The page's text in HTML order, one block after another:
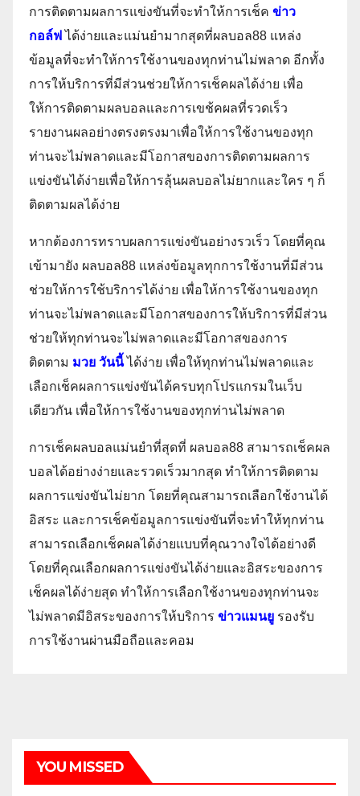
การติดตามผลการแข่งขันที่จะทำให้การเช็ค ข่าว
กอล์ฟ ได้ง่ายและแม่นยำมากสุดที่ผลบอล88 แหล่ง
ข้อมูลที่จะทำให้การใช้งานของทุกท่านไม่พลาด อีกทั้ง
การให้บริการที่มีส่วนช่วยให้การเช็คผลได้ง่าย เพื่อ
ให้การติดตามผลบอลและการเขช้คผลที่รวดเร็ว
รายงานผลอย่างตรงตรงมาเพื่อให้การใช้งานของทุก
ท่านจะไม่พลาดและมีโอกาสของการติดตามผลการ
แข่งขันได้ง่ายเพื่อให้การลุ้นผลบอลไม่ยากและใคร ๆ ก็
ติดตามผลได้ง่าย
หากต้องการทราบผลการแข่งขันอย่างรวเร็ว โดยที่คุณ
เข้ามายัง ผลบอล88 แหล่งข้อมูลทุกการใช้งานที่มีส่วน
ช่วยให้การใช้บริการได้ง่าย เพื่อให้การใช้งานของทุก
ท่านจะไม่พลาดและมีโอกาสของการให้บริการที่มีส่วน
ช่วยให้ทุกท่านจะไม่พลาดและมีโอกาสของการ
ติดตาม มวย วันนี้ ได้ง่าย เพื่อให้ทุกท่านไม่พลาดและ
เลือกเช็คผลการแข่งขันได้ครบทุกโปรแกรมในเว็บ
เดียวกัน เพื่อให้การใช้งานของทุกท่านไม่พลาด
การเช็คผลบอลแม่นยำที่สุดที่ ผลบอล88 สามารถเช็คผล
บอลได้อย่างง่ายและรวดเร็วมากสุด ทำให้การติดตาม
ผลการแข่งขันไม่ยาก โดยที่คุณสามารถเลือกใช้งานได้
อิสระ และการเช็คข้อมูลการแข่งขันที่จะทำให้ทุกท่าน
สามารถเลือกเช็คผลได้ง่ายแบบที่คุณวางใจได้อย่างดี
โดยที่คุณเลือกผลการแข่งขันได้ง่ายและอิสระของการ
เช็คผลได้ง่ายสุด ทำให้การเลือกใช้งานของทุกท่านจะ
ไม่พลาดมีอิสระของการให้บริการ ข่าวแมนยู รองรับ
การใช้งานผ่านมือถือและคอม
YOU MISSED